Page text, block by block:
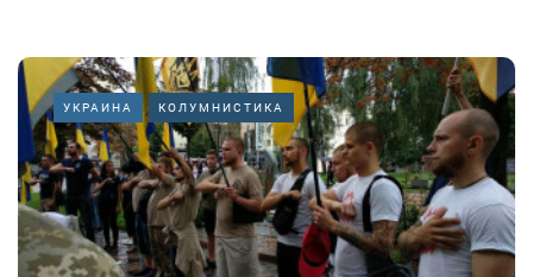
УКРАИНА КОЛУМНИСТИКА